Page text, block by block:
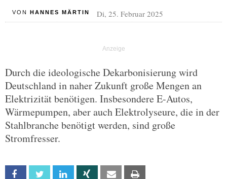
VON HANNES MÄRTIN Di, 25. Februar 2025
Durch die ideologische Dekarbonisierung wird
Deutschland in naher Zukunft große Mengen an
Elektrizität benötigen. Insbesondere E-Autos,
Wärmepumpen, aber auch Elektrolyseure, die in der
Stahlbranche benötigt werden, sind große
Stromfresser.
Facebook Twitter Linkedin Xing Email